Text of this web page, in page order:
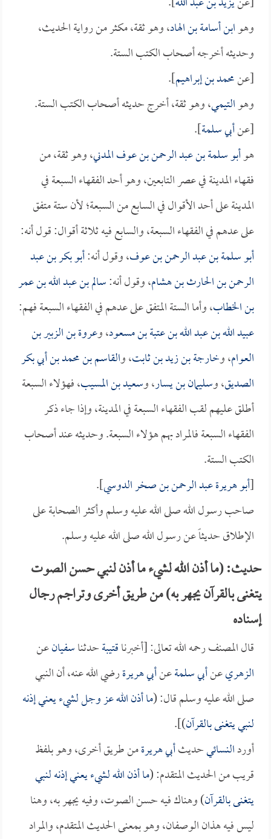
وهوابن أسامة بن الهاد، وهو ثقة، مكثر من رواية الحديث،
وحديثه أخرجه أصحاب الكتب الستة.
[عنمحمد بن إبراهيم].
وهوالتيمي، وهو ثقة، أخرج حديثه أصحاب الكتب الستة.
[عنأبي سلمة].
هوأبو سلمة بن عبد الرحمن بن عوف المدني، وهو ثقة، من
فقهاء المدينة في عصر التابعين، وهو أحد الفقهاء السبعة في
المدينة على أحد الأقوال في السابع من السبعة؛ لأن ستة متفق
على عدهم في الفقهاء السبعة، والسابع فيه ثلاثة أقوال: قول أنه:
أبو سلمة بن عبد الرحمن بن عوف، وقول أنه:أبو بكر بن عبد
الرحمن بن الحارث بن هشام، وقول أنه:سالم بن عبد الله بن عمر
بن الخطاب، وأما الستة المتفق على عدهم في الفقهاء السبعة فهم:
عبيد الله بن عبد الله بن عتبة بن مسعود، وعروة بن الزبير بن
العوام، وخارجة بن زيد بن ثابت، والقاسم بن محمد بن أبي بكر
الصديق، وسليمان بن يسار، وسعيد بن المسيب، فهؤلاء السبعة
أطلق عليهم لقب الفقهاء السبعة في المدينة، وإذا جاء ذكر
الفقهاء السبعة فالمراد بهم هؤلاء السبعة. وحديثه عند أصحاب
الكتب الستة.
[أبو هريرة عبد الرحمن بن صخر الدوسي].
صاحب رسول الله صلى الله عليه وسلم وأكثر الصحابة على
الإطلاق حديثاً عن رسول الله صلى الله عليه وسلم.
حديث: (ما أذن الله لشيء ما أذن لنبي حسن الصوت
يتغنى بالقرآن يجهر به) من طريق أخرى وتراجم رجال
إسناده
قال المصنف رحمه الله تعالى: [أخبرناقتيبةحدثناسفيانعن
الزهريعنأبي سلمةعنأبي هريرةرضي الله عنه، أن النبي
صلى الله عليه وسلم قال: (ما أذن الله عز وجل لشيء يعني إذنه
لنبي يتغنى بالقرآن)].
أوردالنسائيحديثأبي هريرةمن طريق أخرى، وهو بلفظ
قريب من الحديث المتقدم: (ما أذن الله لشيء يعني إذنه لنبي
يتغنى بالقرآن) وهناك فيه حسن الصوت، وفيه يجهر به، وهنا
ليس فيه هذان الوصفان، وهو بمعنى الحديث المتقدم، والمراد